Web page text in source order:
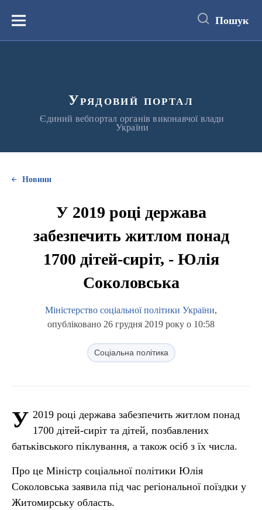
вмістуМеню Пошук
Урядовий портал
Єдиний вебпортал органів виконавчої влади
України
Новини
У 2019 році держава
забезпечить житлом понад
1700 дітей-сиріт, - Юлія
Соколовська
Міністерство соціальної політики України,
опубліковано 26 грудня 2019 року о 10:58
Соціальна політика
У 2019 році держава забезпечить житлом понад
1700 дітей-сиріт та дітей, позбавлених
батьківського піклування, а також осіб з їх числа.
Про це Міністр соціальної політики Юлія
Соколовська заявила під час регіональної поїздки у
Житомирську область.